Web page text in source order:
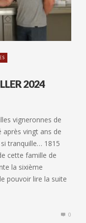
2024
vigneronnes de
après vingt ans de
tranquille… 1815
cette famille de
la sixième
pouvoir lire la suite
0